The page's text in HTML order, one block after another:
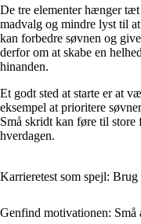
De tre elementer hænger
madvalg og mindre lyst til
kan forbedre søvnen og
derfor om at skabe en
hinanden.
Et godt sted at starte er at
eksempel at prioritere
Små skridt kan føre til
hverdagen.
Karrieretest som spejl:
Genfind motivationen: